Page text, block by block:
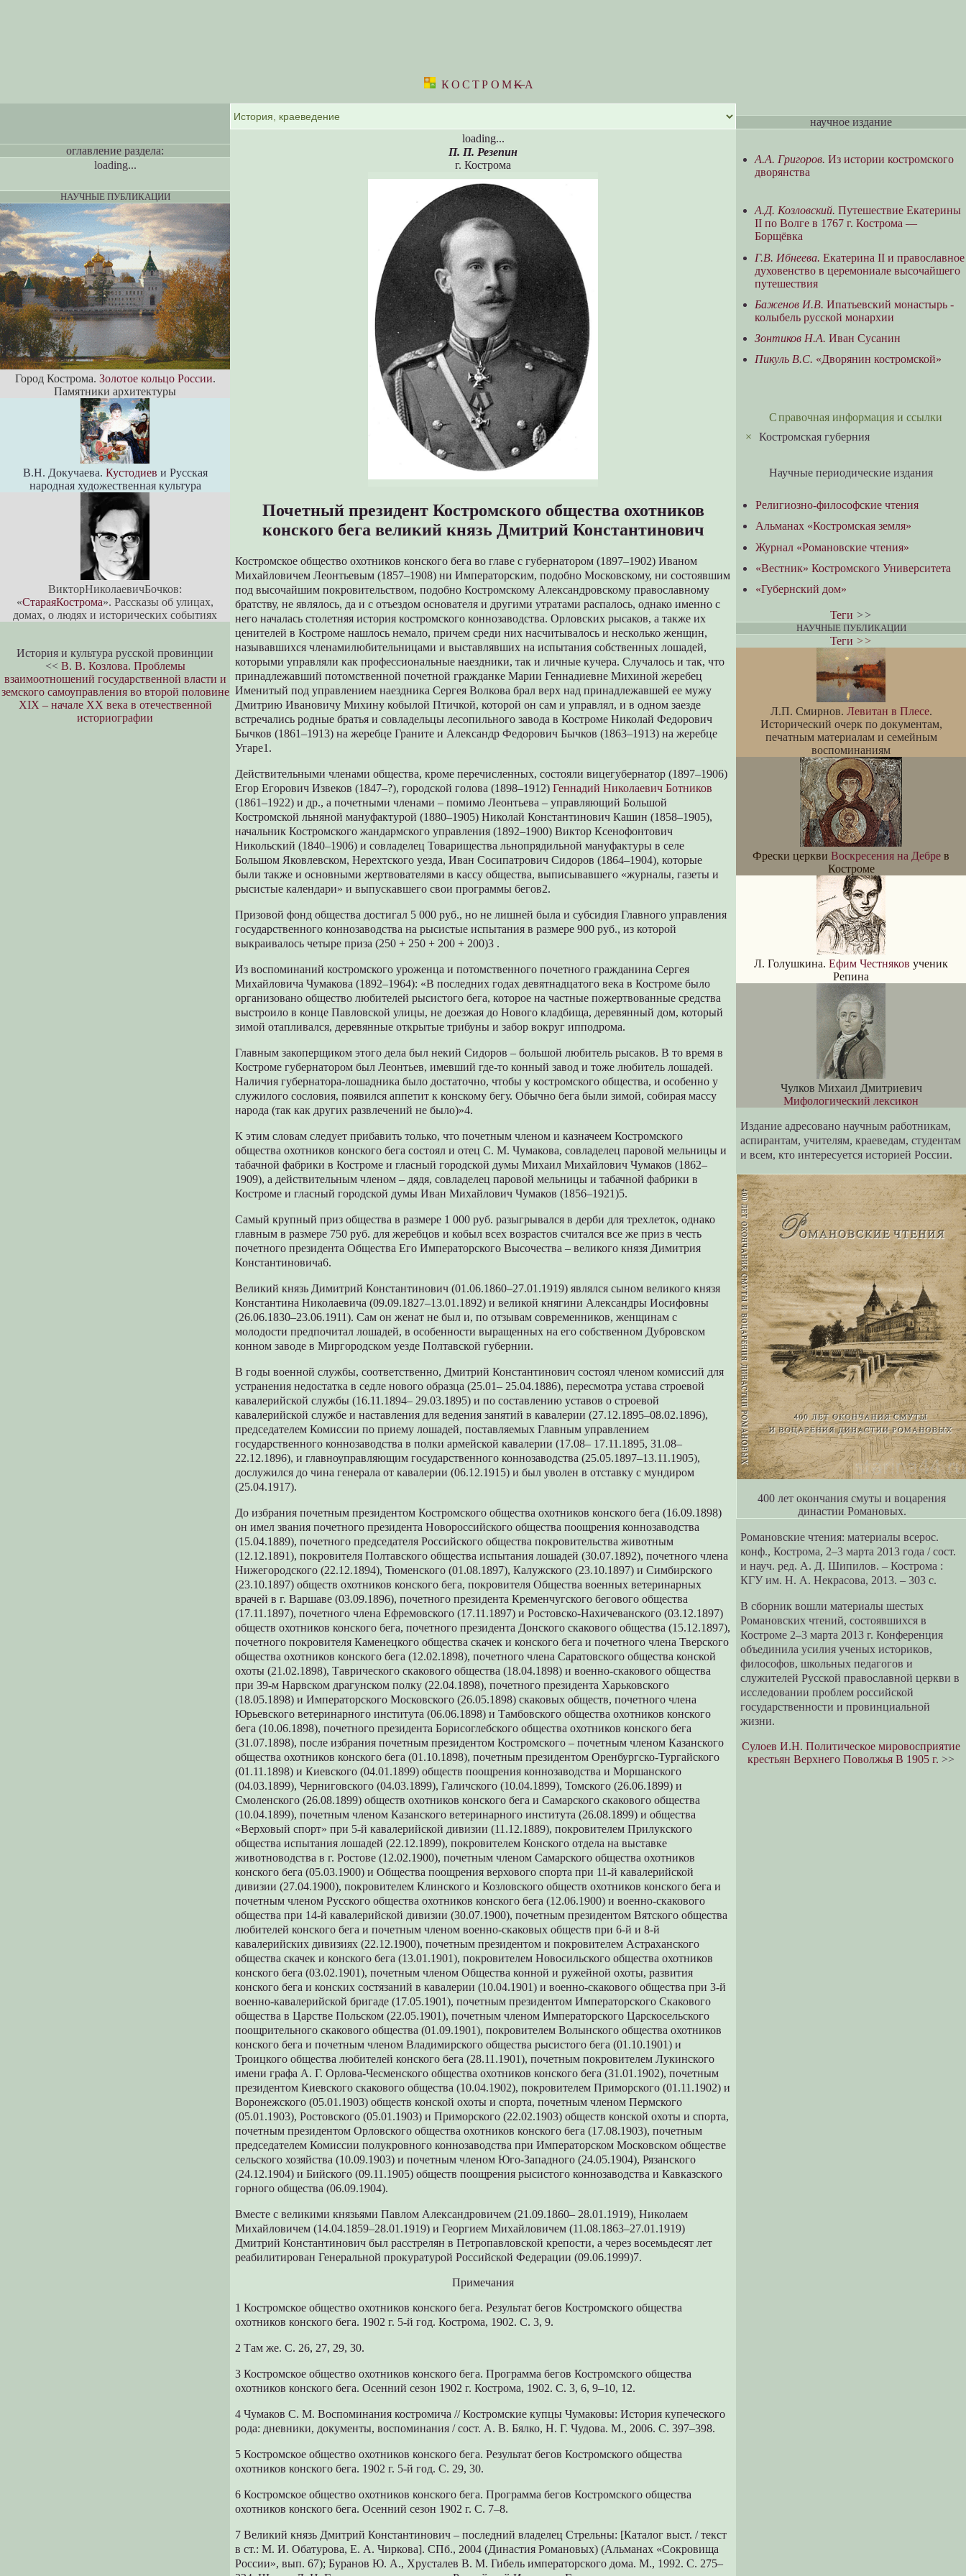
КОСТРОМKА
loading...
П. П. Резепин
г. Кострома
Почетный президент Костромского общества охотников
конского бега великий князь Дмитрий Константинович
Костромское общество охотников конского бега во главе с губернатором (1897–1902) Иваном
Михайловичем Леонтьевым (1857–1908) ни Императорским, подобно Московскому, ни состоявшим
под высочайшим покровительством, подобно Костромскому Александровскому православному
братству, не являлось, да и с отъездом основателя и другими утратами распалось, однако именно с
него началась столетняя история костромского коннозаводства. Орловских рысаков, а также их
ценителей в Костроме нашлось немало, причем среди них насчитывалось и несколько женщин,
называвшихся членамилюбительницами и выставлявших на испытания собственных лошадей,
которыми управляли как профессиональные наездники, так и личные кучера. Случалось и так, что
принадлежавший потомственной почетной гражданке Марии Геннадиевне Михиной жеребец
Именитый под управлением наездника Сергея Волкова брал верх над принадлежавшей ее мужу
Дмитрию Ивановичу Михину кобылой Птичкой, которой он сам и управлял, и в одном заезде
встречались родные братья и совладельцы лесопильного завода в Костроме Николай Федорович
Бычков (1861–1913) на жеребце Граните и Александр Федорович Бычков (1863–1913) на жеребце
Угаре1.
Действительными членами общества, кроме перечисленных, состояли вицегубернатор (1897–1906)
Егор Егорович Извеков (1847–?), городской голова (1898–1912)Геннадий Николаевич Ботников
(1861–1922) и др., а почетными членами – помимо Леонтьева – управляющий Большой
Костромской льняной мануфактурой (1880–1905) Николай Константинович Кашин (1858–1905),
начальник Костромского жандармского управления (1892–1900) Виктор Ксенофонтович
Никольский (1840–1906) и совладелец Товарищества льнопрядильной мануфактуры в селе
Большом Яковлевском, Нерехтского уезда, Иван Сосипатрович Сидоров (1864–1904), которые
были также и основными жертвователями в кассу общества, выписывавшего «журналы, газеты и
рысистые календари» и выпускавшего свои программы бегов2.
Призовой фонд общества достигал 5 000 руб., но не лишней была и субсидия Главного управления
государственного коннозаводства на рысистые испытания в размере 900 руб., из которой
выкраивалось четыре приза (250 + 250 + 200 + 200)3 .
Из воспоминаний костромского уроженца и потомственного почетного гражданина Сергея
Михайловича Чумакова (1892–1964): «В последних годах девятнадцатого века в Костроме было
организовано общество любителей рысистого бега, которое на частные пожертвованные средства
выстроило в конце Павловской улицы, не доезжая до Нового кладбища, деревянный дом, который
зимой отапливался, деревянные открытые трибуны и забор вокруг ипподрома.
Главным закоперщиком этого дела был некий Сидоров – большой любитель рысаков. В то время в
Костроме губернатором был Леонтьев, имевший где-то конный завод и тоже любитель лошадей.
Наличия губернатора-лошадника было достаточно, чтобы у костромского общества, и особенно у
служилого сословия, появился аппетит к конскому бегу. Обычно бега были зимой, собирая массу
народа (так как других развлечений не было)»4.
К этим словам следует прибавить только, что почетным членом и казначеем Костромского
общества охотников конского бега состоял и отец С. М. Чумакова, совладелец паровой мельницы и
табачной фабрики в Костроме и гласный городской думы Михаил Михайлович Чумаков (1862–
1909), а действительным членом – дядя, совладелец паровой мельницы и табачной фабрики в
Костроме и гласный городской думы Иван Михайлович Чумаков (1856–1921)5.
Самый крупный приз общества в размере 1 000 руб. разыгрывался в дерби для трехлеток, однако
главным в размере 750 руб. для жеребцов и кобыл всех возрастов считался все же приз в честь
почетного президента Общества Его Императорского Высочества – великого князя Димитрия
Константиновича6.
Великий князь Димитрий Константинович (01.06.1860–27.01.1919) являлся сыном великого князя
Константина Николаевича (09.09.1827–13.01.1892) и великой княгини Александры Иосифовны
(26.06.1830–23.06.1911). Сам он женат не был и, по отзывам современников, женщинам с
молодости предпочитал лошадей, в особенности выращенных на его собственном Дубровском
конном заводе в Миргородском уезде Полтавской губернии.
В годы военной службы, соответственно, Дмитрий Константинович состоял членом комиссий для
устранения недостатка в седле нового образца (25.01– 25.04.1886), пересмотра устава строевой
кавалерийской службы (16.11.1894– 29.03.1895) и по составлению уставов о строевой
кавалерийской службе и наставления для ведения занятий в кавалерии (27.12.1895–08.02.1896),
председателем Комиссии по приему лошадей, поставляемых Главным управлением
государственного коннозаводства в полки армейской кавалерии (17.08– 17.11.1895, 31.08–
22.12.1896), и главноуправляющим государственного коннозаводства (25.05.1897–13.11.1905),
дослужился до чина генерала от кавалерии (06.12.1915) и был уволен в отставку с мундиром
(25.04.1917).
До избрания почетным президентом Костромского общества охотников конского бега (16.09.1898)
он имел звания почетного президента Новороссийского общества поощрения коннозаводства
(15.04.1889), почетного председателя Российского общества покровительства животным
(12.12.1891), покровителя Полтавского общества испытания лошадей (30.07.1892), почетного члена
Нижегородского (22.12.1894), Тюменского (01.08.1897), Калужского (23.10.1897) и Симбирского
(23.10.1897) обществ охотников конского бега, покровителя Общества военных ветеринарных
врачей в г. Варшаве (03.09.1896), почетного президента Кременчугского бегового общества
(17.11.1897), почетного члена Ефремовского (17.11.1897) и Ростовско-Нахичеванского (03.12.1897)
обществ охотников конского бега, почетного президента Донского скакового общества (15.12.1897),
почетного покровителя Каменецкого общества скачек и конского бега и почетного члена Тверского
общества охотников конского бега (12.02.1898), почетного члена Саратовского общества конской
охоты (21.02.1898), Таврического скакового общества (18.04.1898) и военно-скакового общества
при 39-м Нарвском драгунском полку (22.04.1898), почетного президента Харьковского
(18.05.1898) и Императорского Московского (26.05.1898) скаковых обществ, почетного члена
Юрьевского ветеринарного института (06.06.1898) и Тамбовского общества охотников конского
бега (10.06.1898), почетного президента Борисоглебского общества охотников конского бега
(31.07.1898), после избрания почетным президентом Костромского – почетным членом Казанского
общества охотников конского бега (01.10.1898), почетным президентом Оренбургско-Тургайского
(01.11.1898) и Киевского (04.01.1899) обществ поощрения коннозаводства и Моршанского
(04.03.1899), Черниговского (04.03.1899), Галичского (10.04.1899), Томского (26.06.1899) и
Смоленского (26.08.1899) обществ охотников конского бега и Самарского скакового общества
(10.04.1899), почетным членом Казанского ветеринарного института (26.08.1899) и общества
«Верховый спорт» при 5-й кавалерийской дивизии (11.12.1889), покровителем Прилукского
общества испытания лошадей (22.12.1899), покровителем Конского отдела на выставке
животноводства в г. Ростове (12.02.1900), почетным членом Самарского общества охотников
конского бега (05.03.1900) и Общества поощрения верхового спорта при 11-й кавалерийской
дивизии (27.04.1900), покровителем Клинского и Козловского обществ охотников конского бега и
почетным членом Русского общества охотников конского бега (12.06.1900) и военно-скакового
общества при 14-й кавалерийской дивизии (30.07.1900), почетным президентом Вятского общества
любителей конского бега и почетным членом военно-скаковых обществ при 6-й и 8-й
кавалерийских дивизиях (22.12.1900), почетным президентом и покровителем Астраханского
общества скачек и конского бега (13.01.1901), покровителем Новосильского общества охотников
конского бега (03.02.1901), почетным членом Общества конной и ружейной охоты, развития
конского бега и конских состязаний в кавалерии (10.04.1901) и военно-скакового общества при 3-й
военно-кавалерийской бригаде (17.05.1901), почетным президентом Императорского Скакового
общества в Царстве Польском (22.05.1901), почетным членом Императорского Царскосельского
поощрительного скакового общества (01.09.1901), покровителем Волынского общества охотников
конского бега и почетным членом Владимирского общества рысистого бега (01.10.1901) и
Троицкого общества любителей конского бега (28.11.1901), почетным покровителем Лукинского
имени графа А. Г. Орлова-Чесменского общества охотников конского бега (31.01.1902), почетным
президентом Киевского скакового общества (10.04.1902), покровителем Приморского (01.11.1902) и
Воронежского (05.01.1903) обществ конской охоты и спорта, почетным членом Пермского
(05.01.1903), Ростовского (05.01.1903) и Приморского (22.02.1903) обществ конской охоты и спорта,
почетным президентом Орловского общества охотников конского бега (17.08.1903), почетным
председателем Комиссии полукровного коннозаводства при Императорском Московском обществе
сельского хозяйства (10.09.1903) и почетным членом Юго-Западного (24.05.1904), Рязанского
(24.12.1904) и Бийского (09.11.1905) обществ поощрения рысистого коннозаводства и Кавказского
горного общества (06.09.1904).
Вместе с великими князьями Павлом Александровичем (21.09.1860– 28.01.1919), Николаем
Михайловичем (14.04.1859–28.01.1919) и Георгием Михайловичем (11.08.1863–27.01.1919)
Дмитрий Константинович был расстрелян в Петропавловской крепости, а через восемьдесят лет
реабилитирован Генеральной прокуратурой Российской Федерации (09.06.1999)7.
Примечания
1 Костромское общество охотников конского бега. Результат бегов Костромского общества
охотников конского бега. 1902 г. 5-й год. Кострома, 1902. С. 3, 9.
2 Там же. С. 26, 27, 29, 30.
3 Костромское общество охотников конского бега. Программа бегов Костромского общества
охотников конского бега. Осенний сезон 1902 г. Кострома, 1902. С. 3, 6, 9–10, 12.
4 Чумаков С. М. Воспоминания костромича // Костромские купцы Чумаковы: История купеческого
рода: дневники, документы, воспоминания / сост. А. В. Бялко, Н. Г. Чудова. М., 2006. С. 397–398.
5 Костромское общество охотников конского бега. Результат бегов Костромского общества
охотников конского бега. 1902 г. 5-й год. С. 29, 30.
6 Костромское общество охотников конского бега. Программа бегов Костромского общества
охотников конского бега. Осенний сезон 1902 г. С. 7–8.
7 Великий князь Дмитрий Константинович – последний владелец Стрельны: [Каталог выст. / текст
в ст.: М. И. Обатурова, Е. А. Чиркова]. СПб., 2004 (Династия Романовых) (Альманах «Сокровища
России», вып. 67); Буранов Ю. А., Хрусталев В. М. Гибель императорского дома. М., 1992. С. 275–
оглавление раздела:
loading...
НАУЧНЫЕ ПУБЛИКАЦИИ
Город Кострома. Золотое кольцо России.
Памятники архитектуры
В.Н. Докучаева. Кустодиев и Русская
народная художественная культура
ВикторНиколаевичБочков:
«СтараяКострома». Рассказы об улицах,
домах, о людях и исторических событиях
История и культура русской провинции
<< В. В. Козлова. Проблемы
взаимоотношений государственной власти и
земского самоуправления во второй половине
XIX – начале XX века в отечественной
историографии
научное издание
А.А. Григоров. Из истории костромского
дворянства
А.Д. Козловский. Путешествие Екатерины
II по Волге в 1767 г. Кострома —
Борщёвка
Г.В. Ибнеева. Екатерина II и православное
духовенство в церемониале высочайшего
путешествия
Баженов И.В. Ипатьевский монастырь -
колыбель русской монархии
Зонтиков Н.А. Иван Сусанин
Пикуль В.С. «Дворянин костромской»
Справочная информация и ссылки
×Костромская губерния
Научные периодические издания
Религиозно-философские чтения
Альманах «Костромская земля»
Журнал «Романовские чтения»
«Вестник» Костромского Университета
«Губернский дом»
Теги >>
НАУЧНЫЕ ПУБЛИКАЦИИ
Теги >>
Л.П. Смирнов. Левитан в Плесе.
Исторический очерк по документам,
печатным материалам и семейным
воспоминаниям
Фрески церкви Воскресения на Дебре в
Костроме
Л. Голушкина. Ефим Честняков ученик
Репина
Чулков Михаил Дмитриевич
Мифологический лексикон
Издание адресовано научным работникам,
аспирантам, учителям, краеведам, студентам
и всем, кто интересуется историей России.
400 лет окончания смуты и воцарения
династии Романовых.
Романовские чтения: материалы всерос.
конф., Кострома, 2–3 марта 2013 года / cост.
и науч. ред. А. Д. Шипилов. – Кострома :
КГУ им. Н. А. Некрасова, 2013. – 303 с.
В сборник вошли материалы шестых
Романовских чтений, состоявшихся в
Костроме 2–3 марта 2013 г. Конференция
объединила усилия ученых историков,
философов, школьных педагогов и
служителей Русской православной церкви в
исследовании проблем российской
государственности и провинциальной
жизни.
Сулоев И.Н. Политическое мировосприятие
крестьян Верхнего Поволжья В 1905 г. >>